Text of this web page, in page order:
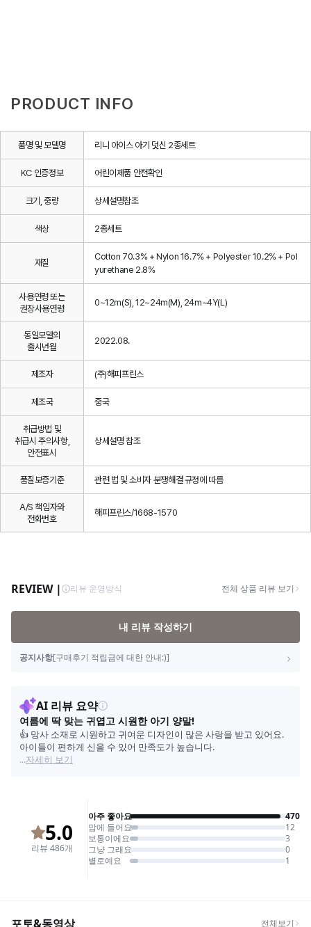
PRODUCT INFO
품명 및 모델명 리니 아이스 아기 덧신 2종세트
KC 인증정보 어린이제품 안전확인
크기, 중량 상세설명참조
색상 2종세트
재질
Cotton 70.3% + Nylon 16.7% + Polyester 10.2% + Pol
yurethane 2.8%
사용연령 또는
권장사용연령
0~12m(S), 12~24m(M), 24m~4Y(L)
동일모델의
출시년월
2022.08.
제조자 (주)해피프린스
제조국 중국
취급방법 및
취급시 주의사항,
안전표시
상세설명 참조
품질보증기준 관련 법 및 소비자 분쟁해결 규정에 따름
A/S 책임자와
전화번호
해피프린스/1668-1570